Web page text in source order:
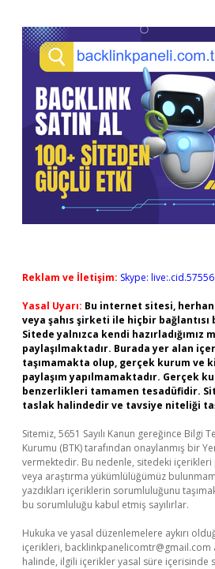
Reklam ve İletişim: Skype:
Yasal Uyarı: Bu internet sitesi,
veya şahıs şirketi ile hiçbir
Sitede yalnızca kendi hazırladığımız
paylaşılmaktadır. Burada yer alan
taşımamakta olup, gerçek kurum ve
paylaşım yapılmamaktadır. Gerçek
benzerlikleri tamamen tesadüfidir.
taslak halindedir ve tavsiye niteliği
Sitemiz, 5651 Sayılı Kanun gereğince Bilgi
Kurumu (BTK) tarafından onaylanmış bir
vermektedir. Bu nedenle, sitedeki
veya araştırma yükümlülüğümüz
yazdıkları içeriklerin sorumluluğunu
bu sorumluluğu kabul etmiş sayılırlar.
Hukuka ve yasal düzenlemelere aykırı
içerikleri, backlinkpanelicomtr@gmail.com
halinde, ilgili içerikler yasal süre içerisinde